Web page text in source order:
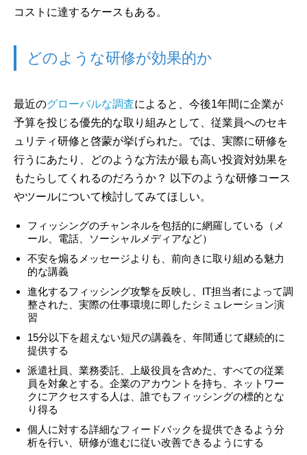
コストに達するケースもある。
どのような研修が効果的か
最近のグローバルな調査によると、今後1年間に企業が
予算を投じる優先的な取り組みとして、従業員へのセキ
ュリティ研修と啓蒙が挙げられた。では、実際に研修を
行うにあたり、どのような方法が最も高い投資対効果を
もたらしてくれるのだろうか？ 以下のような研修コース
やツールについて検討してみてほしい。
フィッシングのチャンネルを包括的に網羅している（メ
ール、電話、ソーシャルメディアなど）
不安を煽るメッセージよりも、前向きに取り組める魅力
的な講義
進化するフィッシング攻撃を反映し、IT担当者によって調
整された、実際の仕事環境に即したシミュレーション演
習
15分以下を超えない短尺の講義を、年間通じて継続的に
提供する
派遣社員、業務委託、上級役員を含めた、すべての従業
員を対象とする。企業のアカウントを持ち、ネットワー
クにアクセスする人は、誰でもフィッシングの標的とな
り得る
個人に対する詳細なフィードバックを提供できるよう分
析を行い、研修が進むに従い改善できるようにする